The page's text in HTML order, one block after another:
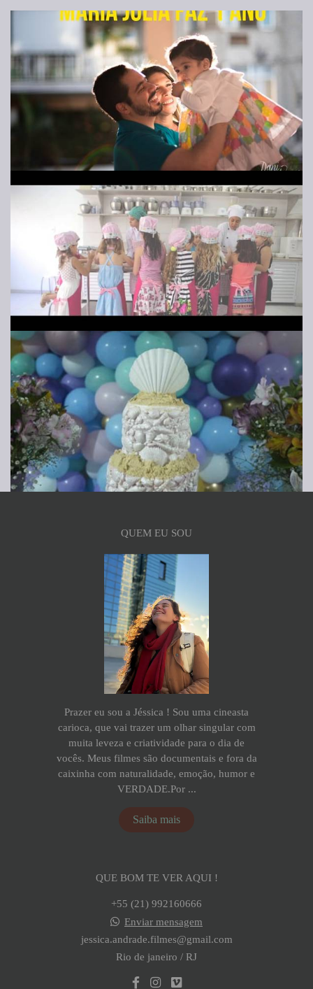
QUEM EU SOU
Prazer eu sou a Jéssica ! Sou uma cineasta
carioca, que vai trazer um olhar singular com
muita leveza e criatividade para o dia de
vocês. Meus filmes são documentais e fora da
caixinha com naturalidade, emoção, humor e
VERDADE.Por ...
Saiba mais
QUE BOM TE VER AQUI !
+55 (21) 992160666
Enviar mensagem
jessica.andrade.filmes@gmail.com
Rio de janeiro / RJ